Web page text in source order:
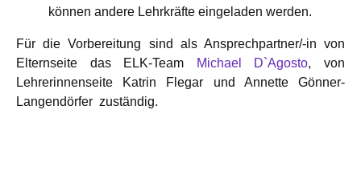
können andere Lehrkräfte eingeladen werden.
Für die Vorbereitung sind als Ansprechpartner/-in von
Elternseite das ELK-Team
Michael D`Agosto, von
Lehrerinnenseite Katrin Flegar und Annette Gönner-
Langendörfer zuständig.